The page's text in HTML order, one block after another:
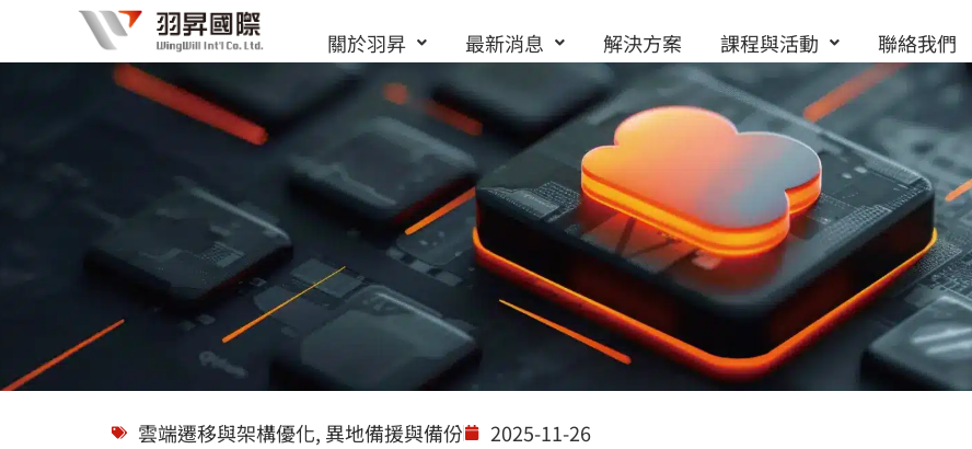
至
關於羽昇 最新消息 解決方案 課程與活動 聯絡我們
解決方案
雲端遷移與架構優化, 異地備援與備份
2025-11-26